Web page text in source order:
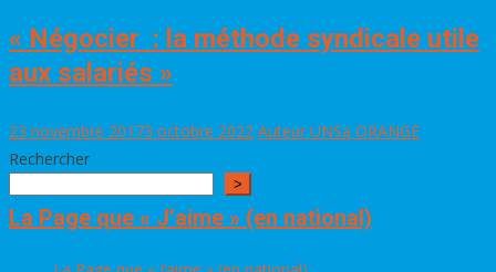
« Négocier : la méthode syndicale utile
aux salariés »
23 novembre 20173 octobre 2022 Auteur UNSa ORANGE
Rechercher
>
La Page que « J’aime » (en national)